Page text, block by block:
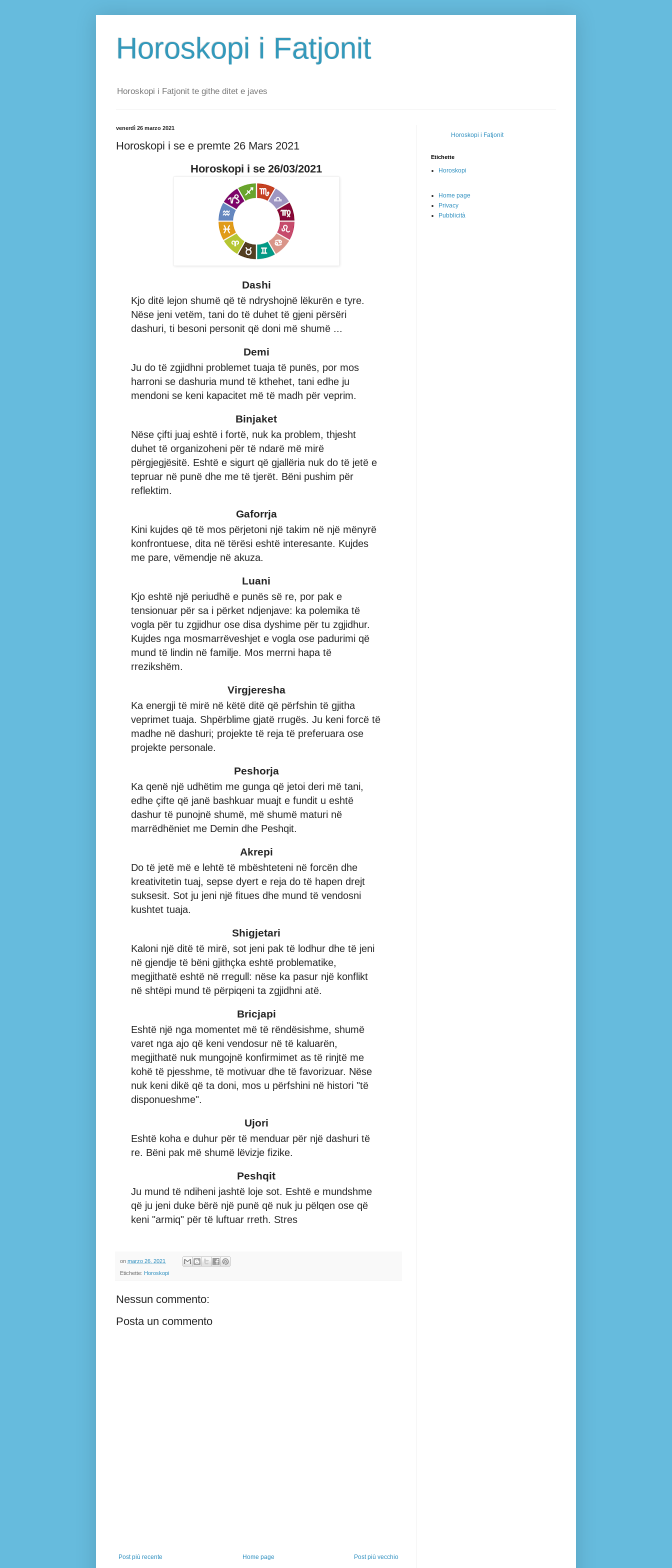
Horoskopi i Fatjonit
Horoskopi i Fatjonit te githe ditet e javes
venerdì 26 marzo 2021
Horoskopi i se e premte 26 Mars 2021
Horoskopi i se 26/03/2021
Dashi
Kjo ditë lejon shumë që të ndryshojnë lëkurën e tyre.
Nëse jeni vetëm, tani do të duhet të gjeni përsëri
dashuri, ti besoni personit që doni më shumë ...
Demi
Ju do të zgjidhni problemet tuaja të punës, por mos
harroni se dashuria mund të kthehet, tani edhe ju
mendoni se keni kapacitet më të madh për veprim.
Binjaket
Nëse çifti juaj eshtë i fortë, nuk ka problem, thjesht
duhet të organizoheni për të ndarë më mirë
përgjegjësitë. Eshtë e sigurt që gjallëria nuk do të jetë e
tepruar në punë dhe me të tjerët. Bëni pushim për
reflektim.
Gaforrja
Kini kujdes që të mos përjetoni një takim në një mënyrë
konfrontuese, dita në tërësi eshtë interesante. Kujdes
me pare, vëmendje në akuza.
Luani
Kjo eshtë një periudhë e punës së re, por pak e
tensionuar për sa i përket ndjenjave: ka polemika të
vogla për tu zgjidhur ose disa dyshime për tu zgjidhur.
Kujdes nga mosmarrëveshjet e vogla ose padurimi që
mund të lindin në familje. Mos merrni hapa të
rrezikshëm.
Virgjeresha
Ka energji të mirë në këtë ditë që përfshin të gjitha
veprimet tuaja. Shpërblime gjatë rrugës. Ju keni forcë të
madhe në dashuri; projekte të reja të preferuara ose
projekte personale.
Peshorja
Ka qenë një udhëtim me gunga që jetoi deri më tani,
edhe çifte që janë bashkuar muajt e fundit u eshtë
dashur të punojnë shumë, më shumë maturi në
marrëdhëniet me Demin dhe Peshqit.
Akrepi
Do të jetë më e lehtë të mbështeteni në forcën dhe
kreativitetin tuaj, sepse dyert e reja do të hapen drejt
suksesit. Sot ju jeni një fitues dhe mund të vendosni
kushtet tuaja.
Shigjetari
Kaloni një ditë të mirë, sot jeni pak të lodhur dhe të jeni
në gjendje të bëni gjithçka eshtë problematike,
megjithatë eshtë në rregull: nëse ka pasur një konflikt
në shtëpi mund të përpiqeni ta zgjidhni atë.
Bricjapi
Eshtë një nga momentet më të rëndësishme, shumë
varet nga ajo që keni vendosur në të kaluarën,
megjithatë nuk mungojnë konfirmimet as të rinjtë me
kohë të pjesshme, të motivuar dhe të favorizuar. Nëse
nuk keni dikë që ta doni, mos u përfshini në histori "të
disponueshme".
Ujori
Eshtë koha e duhur për të menduar për një dashuri të
re. Bëni pak më shumë lëvizje fizike.
Peshqit
Ju mund të ndiheni jashtë loje sot. Eshtë e mundshme
që ju jeni duke bërë një punë që nuk ju pëlqen ose që
keni "armiq" për të luftuar rreth. Stres
on marzo 26, 2021
Etichette: Horoskopi
Nessun commento:
Posta un commento
Post più recente Post più vecchio
Home page
Horoskopi i Fatjonit
Etichette
Horoskopi
Home page
Privacy
Pubblicità